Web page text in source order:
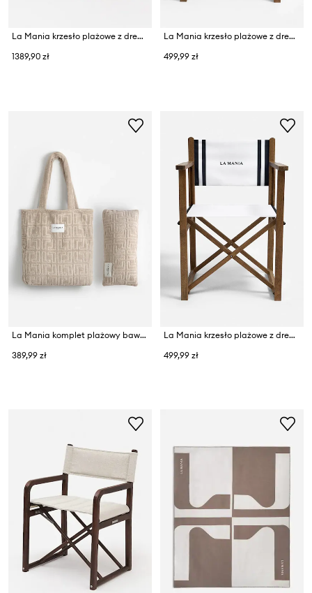
La Mania krzesło plażowe z drewna bukowego 53 x 88 cm
1389,90 zł
La Mania krzesło plażowe z drewna bukowego 84 x 55 x 52 cm
499,99 zł
La Mania komplet plażowy bawełniany
389,99 zł
La Mania krzesło plażowe z drewna bukowego 84 x 55 x 52 cm
499,99 zł